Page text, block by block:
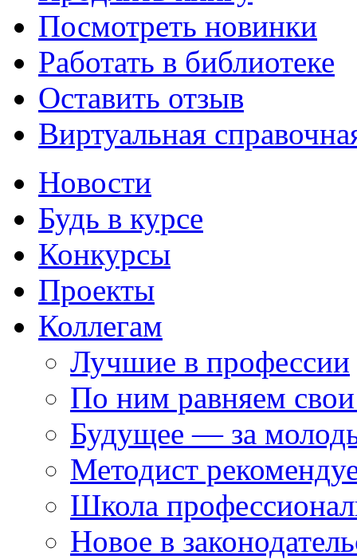
Посмотреть новинки
Работать в библиотеке
Оставить отзыв
Виртуальная
Новости
Будь в курсе
Конкурсы
Проекты
Коллегам
Лучшие в профессии
По ним равняем
Будущее — за
Методист
Школа
Новое в